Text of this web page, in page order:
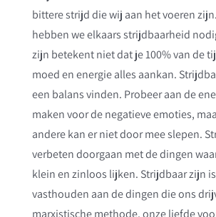
bittere strijd die wij aan het voeren
hebben we elkaars strijdbaarheid
zijn betekent niet dat je 100% van de
moed en energie alles aankan.
een balans vinden. Probeer aan de
maken voor de negatieve emoties,
andere kan er niet door mee slepen.
verbeten doorgaan met de dingen
klein en zinloos lijken. Strijdbaar zijn
vasthouden aan de dingen die ons
marxistische methode, onze liefde